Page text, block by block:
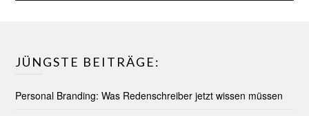
JÜNGSTE BEITRÄGE:
Personal Branding: Was Redenschreiber jetzt wissen müssen